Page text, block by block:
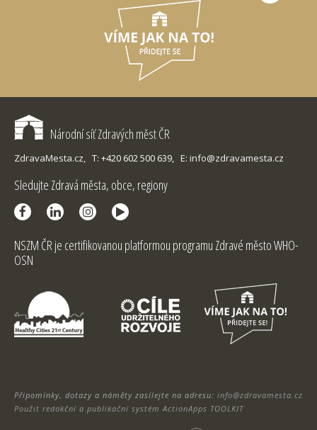
Národní síť Zdravých měst ČR
ZdravaMesta.cz, T: +420 602 500 639, E: info@zdravamesta.cz
Sledujte Zdravá města, obce, regiony
NSZM ČR je certifikovanou platformou programu Zdravé město WHO-
OSN
Připomínky, dotazy a náměty zasílejte na adresu: info@zdravamesta.cz
Použit redakční a publikační systém ActionApps TOOLKIT